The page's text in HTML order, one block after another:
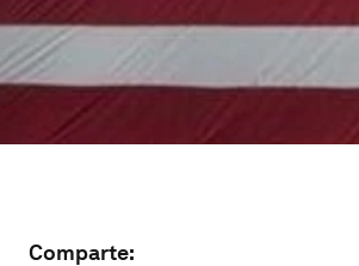
Comparte: